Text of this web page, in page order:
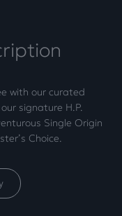
with our curated
signature H.P.
Single Origin
Choice.